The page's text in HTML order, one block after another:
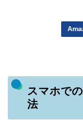
スマホで
法